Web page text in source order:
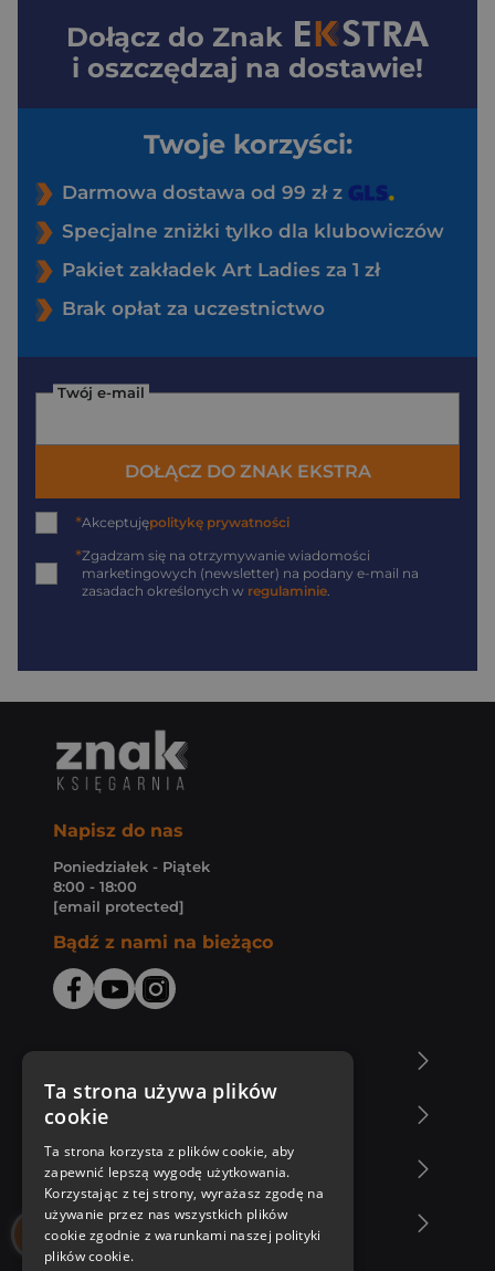
Dołącz do Znak
i oszczędzaj na dostawie!
Twoje korzyści:
Darmowa dostawa od 99 zł z
Specjalne zniżki tylko dla klubowiczów
Pakiet zakładek Art Ladies za 1 zł
Brak opłat za uczestnictwo
Twój e-mail
DOŁĄCZ DO ZNAK EKSTRA
*Akceptujępolitykę prywatności
*Zgadzam się na otrzymywanie wiadomości
marketingowych (newsletter) na podany e-mail na
zasadach określonych w regulaminie
Napisz do nas
Poniedziałek - Piątek
8:00 - 18:00
[email protected]
Bądź z nami na bieżąco
Zakupy u nas
Nasza oferta
Nasi autorzy
Ta strona używa plików
cookie
Ta strona korzysta z plików cookie, aby
zapewnić lepszą wygodę użytkowania.
Korzystając z tej strony, wyrażasz zgodę na
używanie przez nas wszystkich plików
cookie zgodnie z warunkami naszej polityki
plików cookie.